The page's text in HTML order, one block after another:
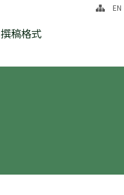
撰稿格式
EN